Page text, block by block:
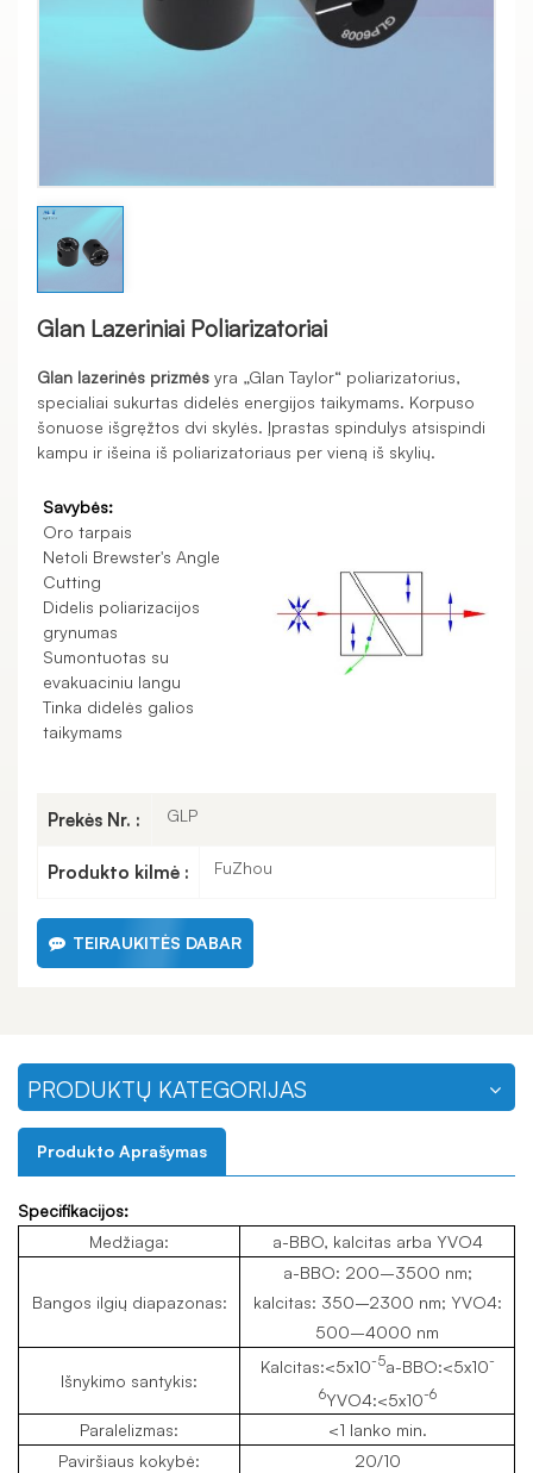
Glan Lazeriniai Poliarizatoriai
Glan lazerinės prizmės yra „Glan Taylor“ poliarizatorius,
specialiai sukurtas didelės energijos taikymams. Korpuso
šonuose išgręžtos dvi skylės. Įprastas spindulys atsispindi
kampu ir išeina iš poliarizatoriaus per vieną iš skylių.
Savybės:
Oro tarpais
Netoli Brewster's Angle
Cutting
Didelis poliarizacijos
grynumas
Sumontuotas su
evakuaciniu langu
Tinka didelės galios
taikymams
Prekės Nr. : GLP
Produkto kilmė : FuZhou
TEIRAUKITĖS DABAR
PRODUKTŲ KATEGORIJAS
Produkto Aprašymas
Specifikacijos:
Medžiaga:
a-BBO, kalcitas arba YVO4
Bangos ilgių diapazonas:
a-BBO: 200–3500 nm;
kalcitas: 350–2300 nm; YVO4:
500–4000 nm
Išnykimo santykis:
Kalcitas:<5x10-5a-BBO:<5x10-
6YVO4:<5x10-6
Paralelizmas:
<1 lanko min.
Paviršiaus kokybė:
20/10